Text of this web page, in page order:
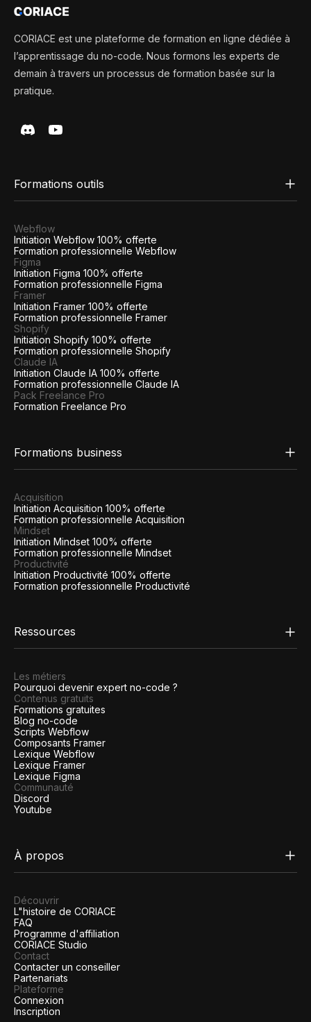
CORIACE est une plateforme de formation en ligne dédiée à
l’apprentissage du no-code. Nous formons les experts de
demain à travers un processus de formation basée sur la
pratique.
Formations outils
Webflow
Initiation Webflow 100% offerte
Formation professionnelle Webflow
Figma
Initiation Figma 100% offerte
Formation professionnelle Figma
Framer
Initiation Framer 100% offerte
Formation professionnelle Framer
Shopify
Initiation Shopify 100% offerte
Formation professionnelle Shopify
Claude IA
Initiation Claude IA 100% offerte
Formation professionnelle Claude IA
Pack Freelance Pro
Formation Freelance Pro
Formations business
Acquisition
Initiation Acquisition 100% offerte
Formation professionnelle Acquisition
Mindset
Initiation Mindset 100% offerte
Formation professionnelle Mindset
Productivité
Initiation Productivité 100% offerte
Formation professionnelle Productivité
Ressources
Les métiers
Pourquoi devenir expert no-code ?
Contenus gratuits
Formations gratuites
Blog no-code
Scripts Webflow
Composants Framer
Lexique Webflow
Lexique Framer
Lexique Figma
Communauté
Discord
Youtube
À propos
Découvrir
L"histoire de CORIACE
FAQ
Programme d'affiliation
CORIACE Studio
Contact
Contacter un conseiller
Partenariats
Plateforme
Connexion
Inscription